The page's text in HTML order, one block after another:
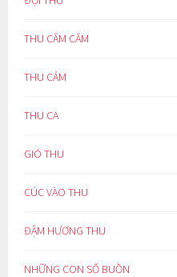
THU CĂM CĂM
THU CẢM
THU CA
GIÓ THU
CÚC VÀO THU
ĐẬM HƯƠNG THU
NHỮNG CON SỐ BUỒN